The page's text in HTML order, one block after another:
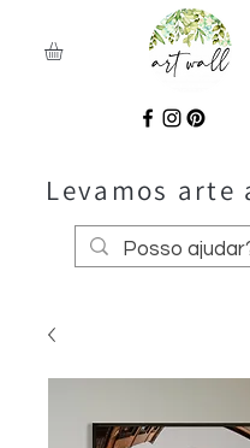
Levamos arte